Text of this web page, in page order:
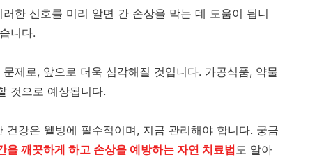
한 신호를 미리 알면 간 손상을 막는 데 도움이 됩니
니다.
제로, 앞으로 더욱 심각해질 것입니다. 가공식품, 약물
것으로 예상됩니다.
강은 웰빙에 필수적이며, 지금 관리해야 합니다. 궁금
을 깨끗하게 하고 손상을 예방하는 자연 치료법도 알아